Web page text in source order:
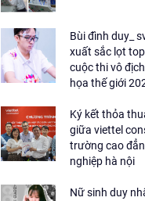
Bùi đình duy_
xuất sắc lọt
cuộc thi vô
họa thế giới
Ký kết thỏa
giữa viettel
trường cao
nghiệp hà nội
Nữ sinh duy